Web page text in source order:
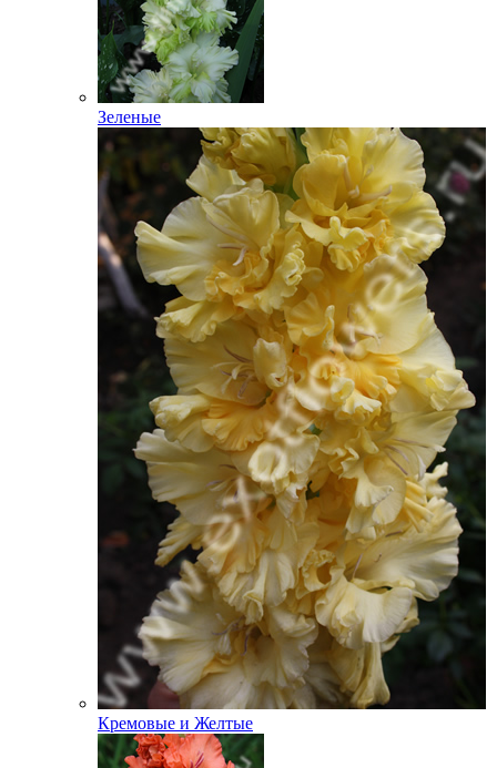
Зеленые
Кремовые и Желтые